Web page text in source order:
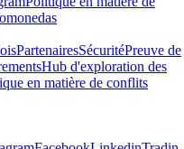
PartenairesSécuritéPreuve de
Hub d'exploration des
en matière de conflits